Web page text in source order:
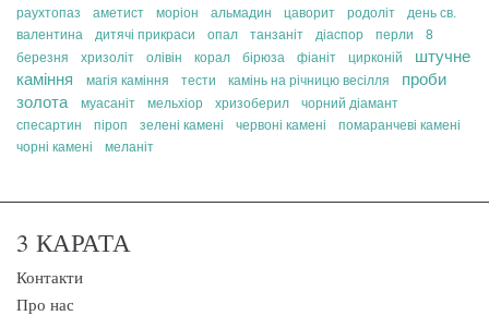
раухтопаз
аметист моріон альмадин цаворит родоліт
день св.
валентина
дитячі прикраси опал танзаніт діаспор перли
8
березня
хризоліт олівін корал бірюза фіаніт цирконій
штучне
каміння
магія каміння тести камінь на річницю весілля
проби
золота
муасаніт мельхіор хризоберил
чорний діамант
спесартин
піроп зелені камені червоні камені
помаранчеві камені
чорні камені
меланіт
3 КАРАТА
Контакти
Про нас